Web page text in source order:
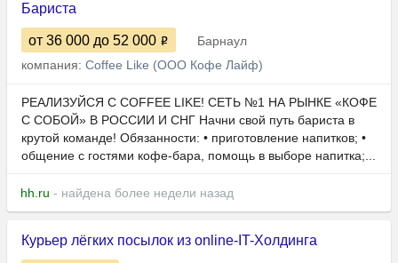
Бариста
от 36 000 до 52 000
Барнаул
компания: Coffee Like (ООО Кофе Лайф)
РЕАЛИЗУЙСЯ С COFFEE LIKE! СЕТЬ №1 НА РЫНКЕ «КОФЕ
С СОБОЙ» В РОССИИ И СНГ Начни свой путь бариста в
крутой команде! Обязанности: • приготовление напитков; •
общение с гостями кофе-бара, помощь в выборе напитка;...
hh.ru - найдена более недели назад
Курьер лёгких посылок из online-IT-Холдинга